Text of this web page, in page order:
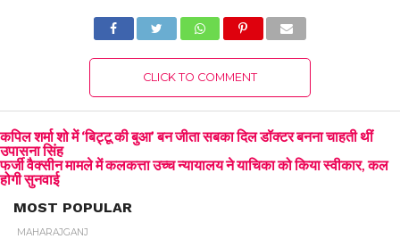
CLICK TO COMMENT
कपिल शर्मा शो में ‘बिट्टू की बुआ’ बन जीता सबका दिल डॉक्टर बनना चाहती थीं
उपासना सिंह
फर्जी वैक्सीन मामले में कलकत्ता उच्च न्यायालय ने याचिका को किया स्वीकार, कल
होगी सुनवाई
MOST POPULAR
MAHARAJGANJ